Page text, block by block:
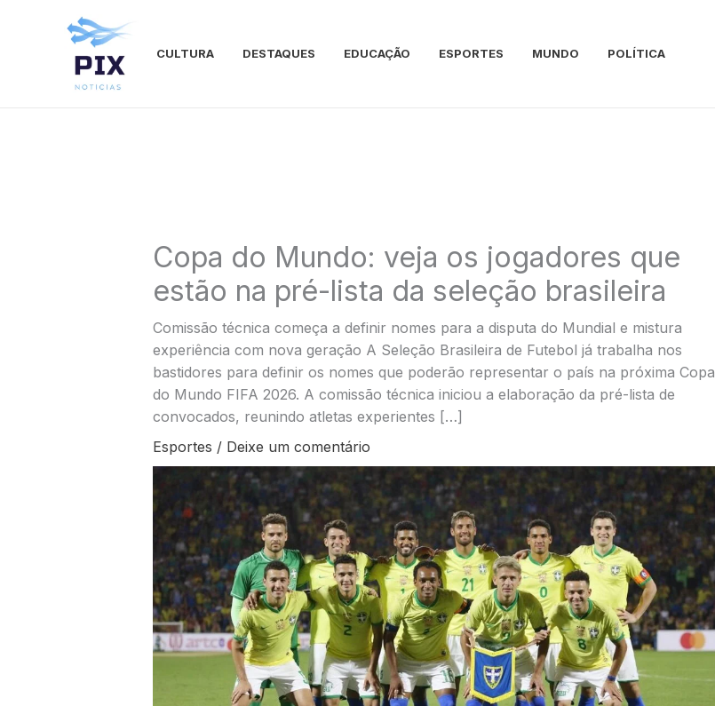
CULTURA DESTAQUES EDUCAÇÃO ESPORTES MUNDO POLÍTICA
Copa do Mundo: veja os jogadores que
estão na pré-lista da seleção brasileira
Comissão técnica começa a definir nomes para a disputa do Mundial e mistura
experiência com nova geração A Seleção Brasileira de Futebol já trabalha nos
bastidores para definir os nomes que poderão representar o país na próxima Copa
do Mundo FIFA 2026. A comissão técnica iniciou a elaboração da pré-lista de
convocados, reunindo atletas experientes […]
Esportes / Deixe um comentário